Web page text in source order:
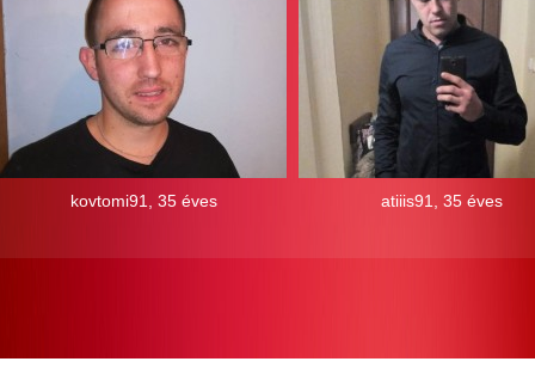
kovtomi91, 35 éves atiiis91, 35 éves